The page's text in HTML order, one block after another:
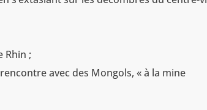
Rhin ;
avec des Mongols, « à la mine